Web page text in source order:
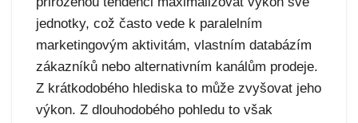
jednotky, což často vede k paralelním
marketingovým aktivitám, vlastním databázím
zákazníků nebo alternativním kanálům prodeje.
Z krátkodobého hlediska to může zvyšovat jeho
výkon. Z dlouhodobého pohledu to však